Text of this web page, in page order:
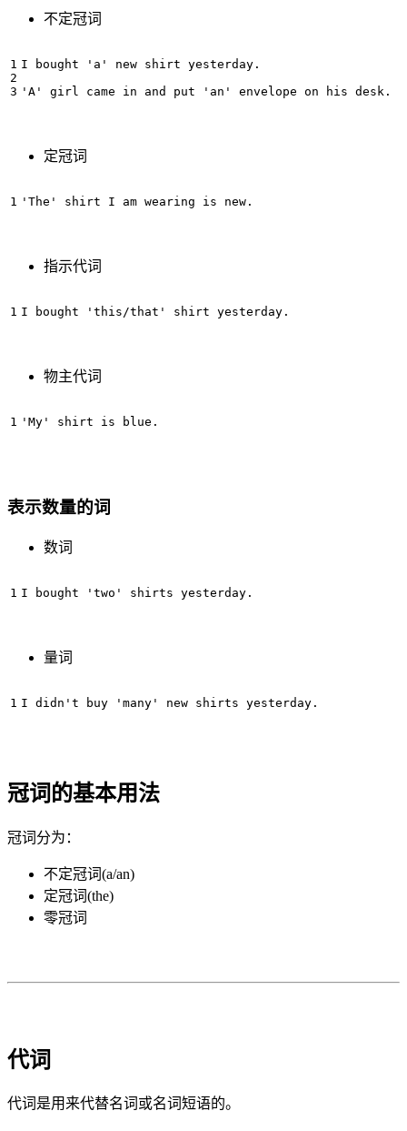
不定冠词
I bought 'a' new shirt yesterday.
定冠词
指示代词
物主代词
表示数量的词
数词
量词
冠词的基本用法
冠词分为：
不定冠词(a/an)
定冠词(the)
零冠词
代词
代词是用来代替名词或名词短语的。